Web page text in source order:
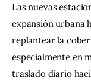
Las nuevas
expansión urbana
replantear la
especialmente en
traslado diario